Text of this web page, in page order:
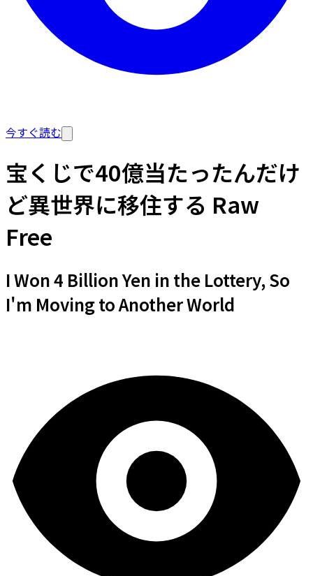
今すぐ読む
宝くじで40億当たったんだけ
ど異世界に移住する Raw
Free
I Won 4 Billion Yen in the Lottery, So
I'm Moving to Another World